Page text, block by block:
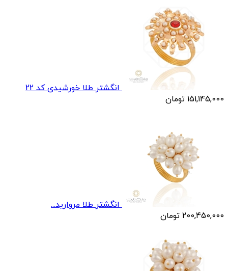
انگشتر طلا خورشیدی کد 22
151,145,000 تومان
انگشتر طلا مرواريد...
200,450,000 تومان